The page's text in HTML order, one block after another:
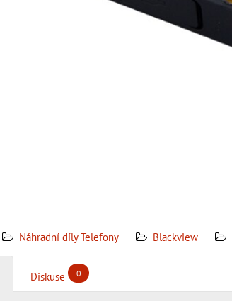
Náhradní díly Telefony Blackview
Diskuse 0